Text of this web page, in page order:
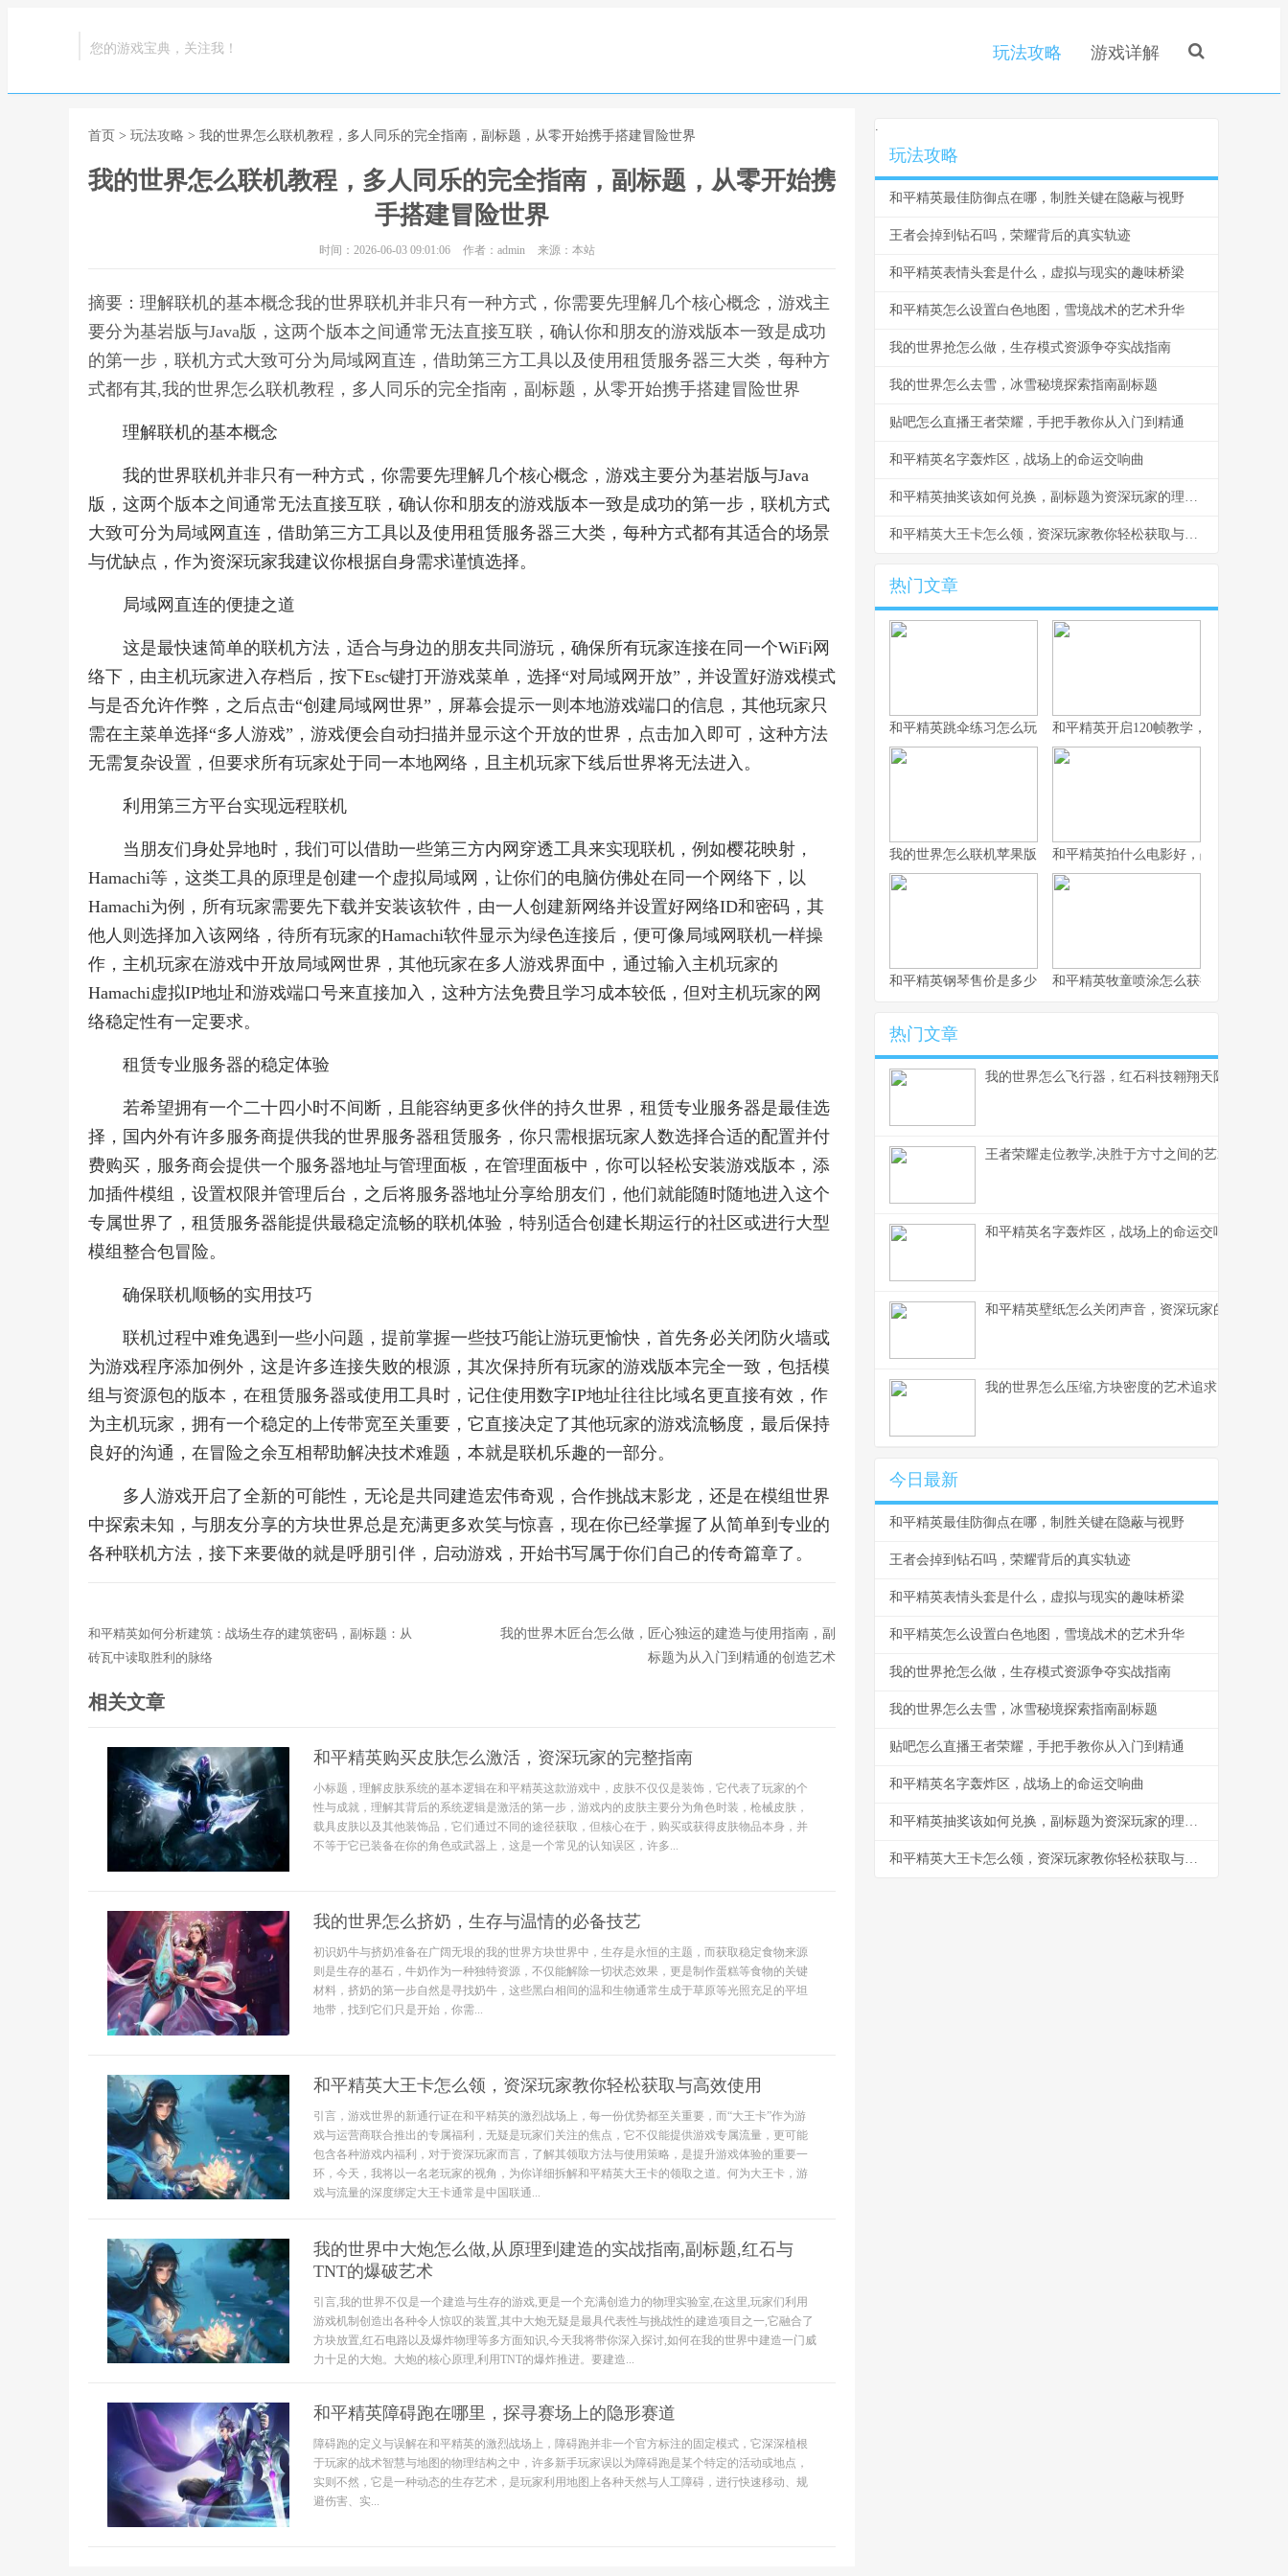
您的游戏宝典，关注我！ 玩法攻略 游戏详解
首页 > 玩法攻略 > 我的世界怎么联机教程，多人同乐的完全指南，副标题，从零开始携手搭建冒险世界
我的世界怎么联机教程，多人同乐的完全指南，副标题，从零开始携
手搭建冒险世界
时间：2026-06-03 09:01:06 作者：admin 来源：本站
摘要：理解联机的基本概念我的世界联机并非只有一种方式，你需要先理解几个核心概念，游戏主
要分为基岩版与Java版，这两个版本之间通常无法直接互联，确认你和朋友的游戏版本一致是成功
的第一步，联机方式大致可分为局域网直连，借助第三方工具以及使用租赁服务器三大类，每种方
式都有其,我的世界怎么联机教程，多人同乐的完全指南，副标题，从零开始携手搭建冒险世界
理解联机的基本概念
我的世界联机并非只有一种方式，你需要先理解几个核心概念，游戏主要分为基岩版与Java
版，这两个版本之间通常无法直接互联，确认你和朋友的游戏版本一致是成功的第一步，联机方式
大致可分为局域网直连，借助第三方工具以及使用租赁服务器三大类，每种方式都有其适合的场景
与优缺点，作为资深玩家我建议你根据自身需求谨慎选择。
局域网直连的便捷之道
这是最快速简单的联机方法，适合与身边的朋友共同游玩，确保所有玩家连接在同一个WiFi网
络下，由主机玩家进入存档后，按下Esc键打开游戏菜单，选择“对局域网开放”，并设置好游戏模式
与是否允许作弊，之后点击“创建局域网世界”，屏幕会提示一则本地游戏端口的信息，其他玩家只
需在主菜单选择“多人游戏”，游戏便会自动扫描并显示这个开放的世界，点击加入即可，这种方法
无需复杂设置，但要求所有玩家处于同一本地网络，且主机玩家下线后世界将无法进入。
利用第三方平台实现远程联机
当朋友们身处异地时，我们可以借助一些第三方内网穿透工具来实现联机，例如樱花映射，
Hamachi等，这类工具的原理是创建一个虚拟局域网，让你们的电脑仿佛处在同一个网络下，以
Hamachi为例，所有玩家需要先下载并安装该软件，由一人创建新网络并设置好网络ID和密码，其
他人则选择加入该网络，待所有玩家的Hamachi软件显示为绿色连接后，便可像局域网联机一样操
作，主机玩家在游戏中开放局域网世界，其他玩家在多人游戏界面中，通过输入主机玩家的
Hamachi虚拟IP地址和游戏端口号来直接加入，这种方法免费且学习成本较低，但对主机玩家的网
络稳定性有一定要求。
租赁专业服务器的稳定体验
若希望拥有一个二十四小时不间断，且能容纳更多伙伴的持久世界，租赁专业服务器是最佳选
择，国内外有许多服务商提供我的世界服务器租赁服务，你只需根据玩家人数选择合适的配置并付
费购买，服务商会提供一个服务器地址与管理面板，在管理面板中，你可以轻松安装游戏版本，添
加插件模组，设置权限并管理后台，之后将服务器地址分享给朋友们，他们就能随时随地进入这个
专属世界了，租赁服务器能提供最稳定流畅的联机体验，特别适合创建长期运行的社区或进行大型
模组整合包冒险。
确保联机顺畅的实用技巧
联机过程中难免遇到一些小问题，提前掌握一些技巧能让游玩更愉快，首先务必关闭防火墙或
为游戏程序添加例外，这是许多连接失败的根源，其次保持所有玩家的游戏版本完全一致，包括模
组与资源包的版本，在租赁服务器或使用工具时，记住使用数字IP地址往往比域名更直接有效，作
为主机玩家，拥有一个稳定的上传带宽至关重要，它直接决定了其他玩家的游戏流畅度，最后保持
良好的沟通，在冒险之余互相帮助解决技术难题，本就是联机乐趣的一部分。
多人游戏开启了全新的可能性，无论是共同建造宏伟奇观，合作挑战末影龙，还是在模组世界
中探索未知，与朋友分享的方块世界总是充满更多欢笑与惊喜，现在你已经掌握了从简单到专业的
各种联机方法，接下来要做的就是呼朋引伴，启动游戏，开始书写属于你们自己的传奇篇章了。
和平精英如何分析建筑：战场生存的建筑密码，副标题：从
砖瓦中读取胜利的脉络
我的世界木匠台怎么做，匠心独运的建造与使用指南，副
标题为从入门到精通的创造艺术
相关文章
和平精英购买皮肤怎么激活，资深玩家的完整指南
小标题，理解皮肤系统的基本逻辑在和平精英这款游戏中，皮肤不仅仅是装饰，它代表了玩家的个
性与成就，理解其背后的系统逻辑是激活的第一步，游戏内的皮肤主要分为角色时装，枪械皮肤，
载具皮肤以及其他装饰品，它们通过不同的途径获取，但核心在于，购买或获得皮肤物品本身，并
不等于它已装备在你的角色或武器上，这是一个常见的认知误区，许多...
我的世界怎么挤奶，生存与温情的必备技艺
初识奶牛与挤奶准备在广阔无垠的我的世界方块世界中，生存是永恒的主题，而获取稳定食物来源
则是生存的基石，牛奶作为一种独特资源，不仅能解除一切状态效果，更是制作蛋糕等食物的关键
材料，挤奶的第一步自然是寻找奶牛，这些黑白相间的温和生物通常生成于草原等光照充足的平坦
地带，找到它们只是开始，你需...
和平精英大王卡怎么领，资深玩家教你轻松获取与高效使用
引言，游戏世界的新通行证在和平精英的激烈战场上，每一份优势都至关重要，而“大王卡”作为游
戏与运营商联合推出的专属福利，无疑是玩家们关注的焦点，它不仅能提供游戏专属流量，更可能
包含各种游戏内福利，对于资深玩家而言，了解其领取方法与使用策略，是提升游戏体验的重要一
环，今天，我将以一名老玩家的视角，为你详细拆解和平精英大王卡的领取之道。何为大王卡，游
戏与流量的深度绑定大王卡通常是中国联通...
我的世界中大炮怎么做,从原理到建造的实战指南,副标题,红石与
TNT的爆破艺术
引言,我的世界不仅是一个建造与生存的游戏,更是一个充满创造力的物理实验室,在这里,玩家们利用
游戏机制创造出各种令人惊叹的装置,其中大炮无疑是最具代表性与挑战性的建造项目之一,它融合了
方块放置,红石电路以及爆炸物理等多方面知识,今天我将带你深入探讨,如何在我的世界中建造一门威
力十足的大炮。大炮的核心原理,利用TNT的爆炸推进。要建造...
和平精英障碍跑在哪里，探寻赛场上的隐形赛道
障碍跑的定义与误解在和平精英的激烈战场上，障碍跑并非一个官方标注的固定模式，它深深植根
于玩家的战术智慧与地图的物理结构之中，许多新手玩家误以为障碍跑是某个特定的活动或地点，
实则不然，它是一种动态的生存艺术，是玩家利用地图上各种天然与人工障碍，进行快速移动、规
避伤害、实...
.
玩法攻略
和平精英最佳防御点在哪，制胜关键在隐蔽与视野
王者会掉到钻石吗，荣耀背后的真实轨迹
和平精英表情头套是什么，虚拟与现实的趣味桥梁
和平精英怎么设置白色地图，雪境战术的艺术升华
我的世界抢怎么做，生存模式资源争夺实战指南
我的世界怎么去雪，冰雪秘境探索指南副标题
贴吧怎么直播王者荣耀，手把手教你从入门到精通
和平精英名字轰炸区，战场上的命运交响曲
和平精英抽奖该如何兑换，副标题为资深玩家的理性抉择指南
和平精英大王卡怎么领，资深玩家教你轻松获取与高效使用
热门文章
和平精英跳伞练习怎么玩，副标题为从新手到高手的精准降落之道
和平精英开启120帧教学，畅享极致流
我的世界怎么联机苹果版，资深玩家的联机指南与心得
和平精英拍什么电影好，战术竞技银幕
和平精英钢琴售价是多少，虚拟奢华的定价谜题
和平精英牧童喷涂怎么获得，牧童专属
热门文章
我的世界怎么飞行器，红石科技翱翔天际的奥秘
王者荣耀走位教学,决胜于方寸之间的艺术,副标题,
和平精英名字轰炸区，战场上的命运交响曲
和平精英壁纸怎么关闭声音，资深玩家的静音美
我的世界怎么压缩,方块密度的艺术追求
今日最新
和平精英最佳防御点在哪，制胜关键在隐蔽与视野
王者会掉到钻石吗，荣耀背后的真实轨迹
和平精英表情头套是什么，虚拟与现实的趣味桥梁
和平精英怎么设置白色地图，雪境战术的艺术升华
我的世界抢怎么做，生存模式资源争夺实战指南
我的世界怎么去雪，冰雪秘境探索指南副标题
贴吧怎么直播王者荣耀，手把手教你从入门到精通
和平精英名字轰炸区，战场上的命运交响曲
和平精英抽奖该如何兑换，副标题为资深玩家的理性抉择指南
和平精英大王卡怎么领，资深玩家教你轻松获取与高效使用